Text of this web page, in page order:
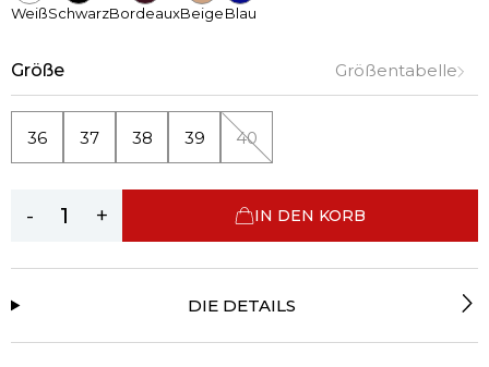
WeißSchwarzBordeauxBeigeBlau
Größe Größentabelle
36 37 38 39 40
- + IN DEN KORB
DIE DETAILS